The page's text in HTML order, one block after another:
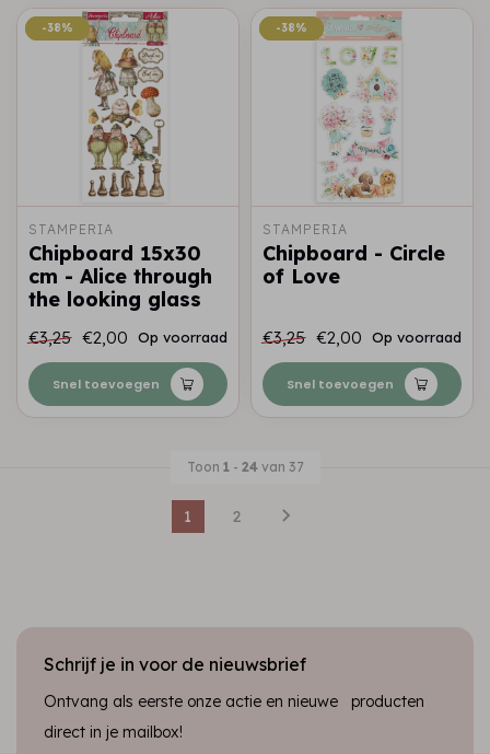
-38%
-38%
STAMPERIA
Chipboard 15x30
cm - Alice through
the looking glass
€3,25 €2,00 Op voorraad
Snel toevoegen
-38%
-38%
STAMPERIA
Chipboard - Circle
of Love
€3,25 €2,00 Op voorraad
Snel toevoegen
Toon 1- 24van 37
1 2
Schrijf je in voor de nieuwsbrief
Ontvang als eerste onze actie en nieuwe producten
direct in je mailbox!